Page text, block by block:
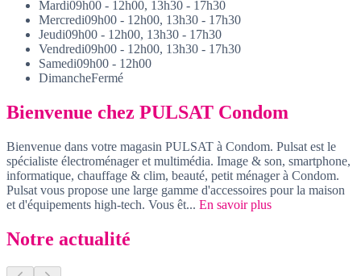
Mardi09h00 - 12h00, 13h30 - 17h30
Mercredi09h00 - 12h00, 13h30 - 17h30
Jeudi09h00 - 12h00, 13h30 - 17h30
Vendredi09h00 - 12h00, 13h30 - 17h30
Samedi09h00 - 12h00
DimancheFermé
Bienvenue chez PULSAT Condom
Bienvenue dans votre magasin PULSAT à Condom. Pulsat est le
spécialiste électroménager et multimédia. Image & son, smartphone,
informatique, chauffage & clim, beauté, petit ménager à Condom.
Pulsat vous propose une large gamme d'accessoires pour la maison
et d'équipements high-tech. Vous êt... En savoir plus
Notre actualité